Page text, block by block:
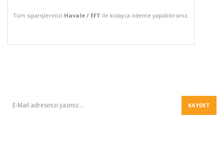
Tüm siparişlerinizi Havale / EFT ile kolayca ödeme yapabilirsiniz.
KAYDET